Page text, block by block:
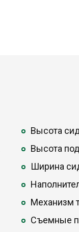
Высота
Высота
Ширина
Механизм
Съемные